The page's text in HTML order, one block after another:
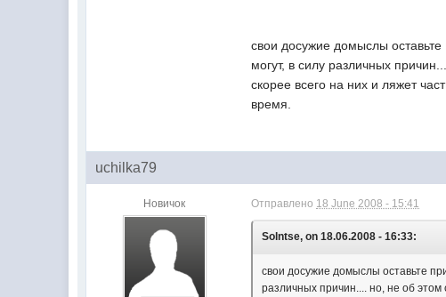
свои досужие домыслы
могут, в силу различных
скорее всего на них и ляжет
время.
uchilka79
Новичок Отправлено 18 June 2008 - 15:41
Solntse, on 18.06.2008 - 16:33:
свои досужие домыслы оставьте
различных причин.... но, не об